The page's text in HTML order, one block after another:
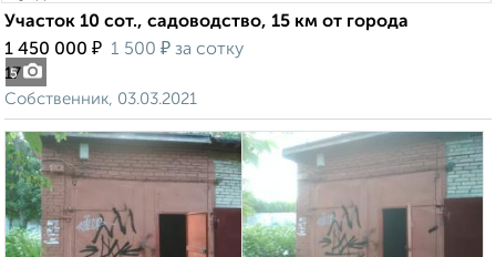
5
Участок 10 сот., садоводство, 15 км от города
1 450 000 ₽ 1 500 ₽ за сотку
17
Собственник, 03.03.2021